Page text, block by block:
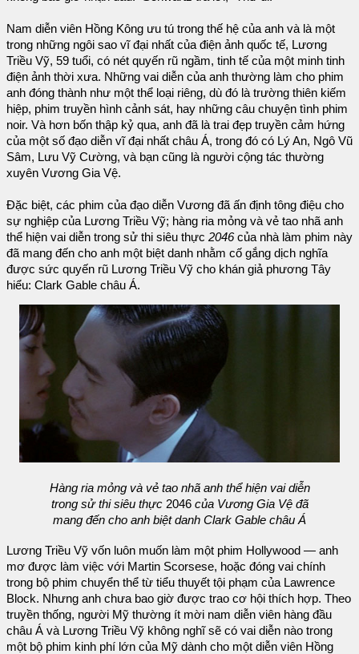
Nam diễn viên Hồng Kông ưu tú trong thế hệ của anh và là một
trong những ngôi sao vĩ đại nhất của điện ảnh quốc tế, Lương
Triều Vỹ, 59 tuổi, có nét quyến rũ ngầm, tinh tế của một minh tinh
điện ảnh thời xưa. Những vai diễn của anh thường làm cho phim
anh đóng thành như một thể loại riêng, dù đó là trường thiên kiếm
hiệp, phim truyền hình cảnh sát, hay những câu chuyện tình phim
noir. Và hơn bốn thập kỷ qua, anh đã là trai đẹp truyền cảm hứng
của một số đạo diễn vĩ đại nhất châu Á, trong đó có Lý An, Ngô Vũ
Sâm, Lưu Vỹ Cường, và bạn cũng là người cộng tác thường
xuyên Vương Gia Vệ.
Đặc biệt, các phim của đạo diễn Vương đã ấn định tông điệu cho
sự nghiệp của Lương Triều Vỹ; hàng ria mỏng và vẻ tao nhã anh
thể hiện vai diễn trong sử thi siêu thực 2046của nhà làm phim này
đã mang đến cho anh một biệt danh nhằm cố gắng dịch nghĩa
được sức quyến rũ Lương Triều Vỹ cho khán giả phương Tây
hiểu: Clark Gable châu Á.
Hàng ria mỏng và vẻ tao nhã anh thể hiện vai diễn
trong sử thi siêu thực 2046 của Vương Gia Vệ đã
mang đến cho anh biệt danh Clark Gable châu Á
Lương Triều Vỹ vốn luôn muốn làm một phim Hollywood — anh
mơ được làm việc với Martin Scorsese, hoặc đóng vai chính
trong bộ phim chuyển thể từ tiểu thuyết tội phạm của Lawrence
Block. Nhưng anh chưa bao giờ được trao cơ hội thích hợp. Theo
truyền thống, người Mỹ thường ít mời nam diễn viên hàng đầu
châu Á và Lương Triều Vỹ không nghĩ sẽ có vai diễn nào trong
một bộ phim kinh phí lớn của Mỹ dành cho một diễn viên Hồng